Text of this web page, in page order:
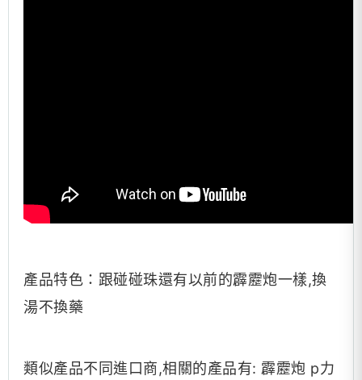
產品特色：跟碰碰珠還有以前的霹靂炮一樣,換
湯不換藥
類似產品不同進口商,相關的產品有: 霹靂炮 p力